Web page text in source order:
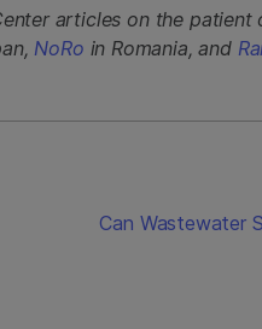
articles on the patient
NoRo in Romania, and
Can Wastewater